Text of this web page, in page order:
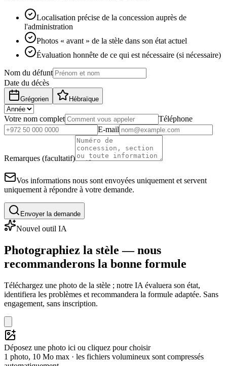
Localisation précise de la concession auprès de
l'administration
Photos « avant » de la stèle dans son état actuel
Évaluation honnête de ce qui est nécessaire (si nécessaire)
Nom du défunt
Date du décès
Grégorien Hébraïque
Votre nom complet
Téléphone
E-mail
Remarques (facultatif)
Vos informations nous sont envoyées uniquement et servent
uniquement à répondre à votre demande.
Envoyer la demande
Nouvel outil IA
Photographiez la stèle — nous
recommanderons la bonne formule
Téléchargez une photo de la stèle ; notre IA évaluera son état,
identifiera les problèmes et recommandera la formule adaptée. Sans
engagement, sans inscription.
Déposez une photo ici ou cliquez pour choisir
1 photo, 10 Mo max · les fichiers volumineux sont compressés